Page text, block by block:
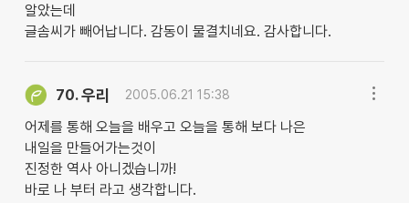
알았는데
글솜씨가 빼어납니다. 감동이 물결치네요. 감사합니다.
70.우리 2005.06.21 15:38
어제를 통해 오늘을 배우고 오늘을 통해 보다 나은
내일을 만들어가는것이
진정한 역사 아니겠습니까!
바로 나 부터 라고 생각합니다.